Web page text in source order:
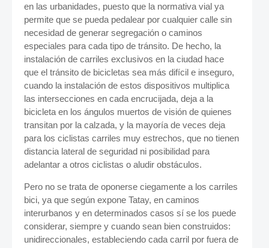
en las urbanidades, puesto que la normativa vial ya
permite que se pueda pedalear por cualquier calle sin
necesidad de generar segregación o caminos
especiales para cada tipo de tránsito. De hecho, la
instalación de carriles exclusivos en la ciudad hace
que el tránsito de bicicletas sea más difícil e inseguro,
cuando la instalación de estos dispositivos multiplica
las intersecciones en cada encrucijada, deja a la
bicicleta en los ángulos muertos de visión de quienes
transitan por la calzada, y la mayoría de veces deja
para los ciclistas carriles muy estrechos, que no tienen
distancia lateral de seguridad ni posibilidad para
adelantar a otros ciclistas o aludir obstáculos.
Pero no se trata de oponerse ciegamente a los carriles
bici, ya que según expone Tatay, en caminos
interurbanos y en determinados casos sí se los puede
considerar, siempre y cuando sean bien construidos:
unidireccionales, estableciendo cada carril por fuera de